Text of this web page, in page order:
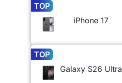
TOP
iPhone 17
TOP
Galaxy S26 Ultra